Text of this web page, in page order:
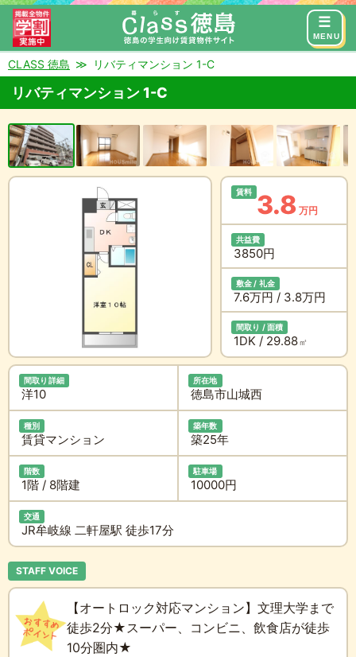
MENU
来店予約 お問い合わせ
CLASS 徳島 リバティマンション 1-C
リバティマンション 1-C
賃料 3.8 万円
共益費
3850円
敷金 / 礼金
7.6万円 / 3.8万円
間取り / 面積
1DK / 29.88㎡
間取り詳細
洋10
所在地
徳島市山城西
種別
賃貸マンション
築年数
築25年
階数
1階 / 8階建
駐車場
10000円
交通
JR牟岐線 二軒屋駅 徒歩17分
STAFF VOICE
【オートロック対応マンション】文理大学まで
徒歩2分★スーパー、コンビニ、飲食店が徒歩
10分圏内★